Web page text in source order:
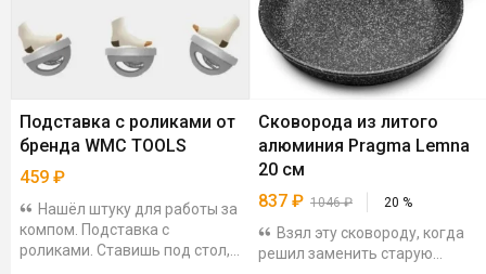
Подставка с роликами от
бренда WMC TOOLS
459 ₽
Нашёл штуку для работы за
компом. Подставка с
роликами. Ставишь под стол,
Сковорода из литого
алюминия Pragma Lemna
20 см
837 ₽ 1046₽ 20 %
Взял эту сковороду, когда
решил заменить старую